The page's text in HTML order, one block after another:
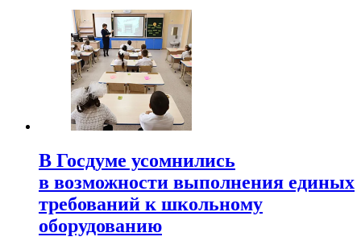
В Госдуме усомнились
в возможности выполнения единых
требований к школьному
оборудованию